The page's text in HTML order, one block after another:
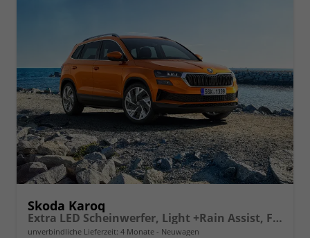
Skoda Karoq
Extra LED Scheinwerfer, Light +Rain Assist, Front + Lane 8" Entertainment, ESP mit ABS, MSR, ASR, EDS, HBA, DSR, RBS, MKB,Climatronic, Parksensoren, Sitzhzg., 17" ALU uvm.
unverbindliche Lieferzeit: 4 Monate Neuwagen